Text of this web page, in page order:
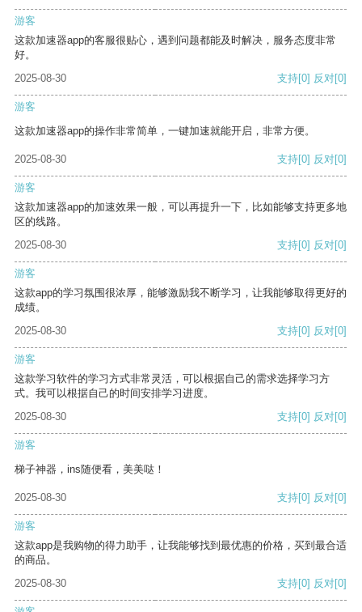
游客
这款加速器app的客服很贴心，遇到问题都能及时解决，服务态度非常
好。
2025-08-30
支持[0] 反对[0]
游客
这款加速器app的操作非常简单，一键加速就能开启，非常方便。
2025-08-30 支持[0] 反对[0]
游客
这款加速器app的加速效果一般，可以再提升一下，比如能够支持更多地
区的线路。
2025-08-30
支持[0] 反对[0]
游客
这款app的学习氛围很浓厚，能够激励我不断学习，让我能够取得更好的
成绩。
2025-08-30
支持[0] 反对[0]
游客
这款学习软件的学习方式非常灵活，可以根据自己的需求选择学习方
式。我可以根据自己的时间安排学习进度。
2025-08-30
支持[0] 反对[0]
游客
梯子神器，ins随便看，美美哒！
2025-08-30 支持[0] 反对[0]
游客
这款app是我购物的得力助手，让我能够找到最优惠的价格，买到最合适
的商品。
2025-08-30
支持[0] 反对[0]